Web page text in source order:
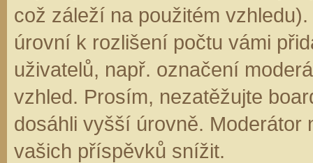
což záleží na použitém
úrovní k rozlišení počtu vámi
uživatelů, např. označení
vzhled. Prosím, nezatěžujte
dosáhli vyšší úrovně. Moderátor
vašich příspěvků snížit.